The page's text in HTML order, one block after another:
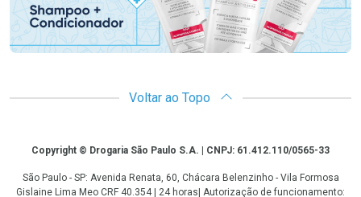
Voltar ao Topo
CopyrightCopyright © Drogaria São Paulo S.A. | CNPJ: 61.412.110/0565-33
São Paulo - SP: Avenida Renata, 60, Chácara Belenzinho - Vila Formosa
Gislaine Lima Meo CRF 40.354 | 24 horas| Autorização de funcionamento: